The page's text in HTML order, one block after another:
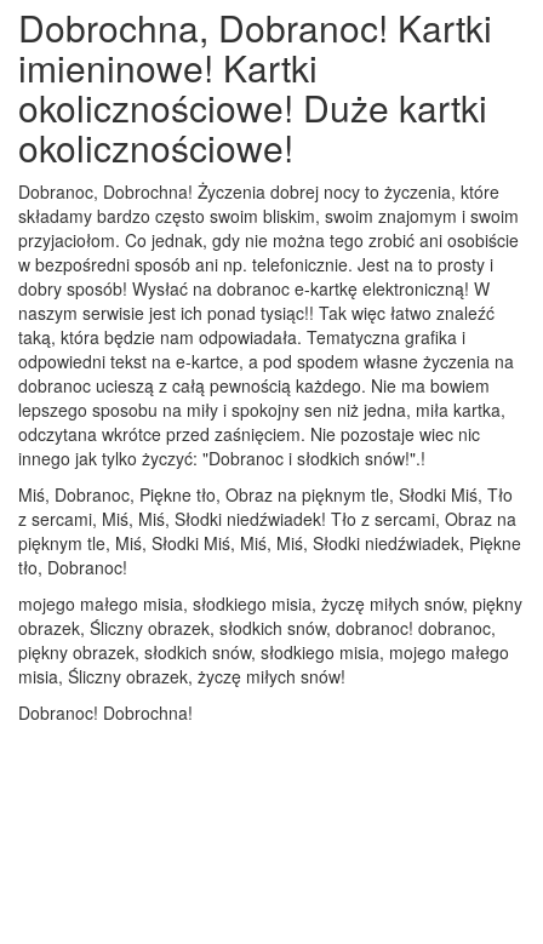
Dobrochna, Dobranoc! Kartki
imieninowe! Kartki
okolicznościowe! Duże kartki
okolicznościowe!
Dobranoc, Dobrochna! Życzenia dobrej nocy to życzenia, które
składamy bardzo często swoim bliskim, swoim znajomym i swoim
przyjaciołom. Co jednak, gdy nie można tego zrobić ani osobiście
w bezpośredni sposób ani np. telefonicznie. Jest na to prosty i
dobry sposób! Wysłać na dobranoc e-kartkę elektroniczną! W
naszym serwisie jest ich ponad tysiąc!! Tak więc łatwo znaleźć
taką, która będzie nam odpowiadała. Tematyczna grafika i
odpowiedni tekst na e-kartce, a pod spodem własne życzenia na
dobranoc ucieszą z całą pewnością każdego. Nie ma bowiem
lepszego sposobu na miły i spokojny sen niż jedna, miła kartka,
odczytana wkrótce przed zaśnięciem. Nie pozostaje wiec nic
innego jak tylko życzyć: "Dobranoc i słodkich snów!".!
Miś, Dobranoc, Piękne tło, Obraz na pięknym tle, Słodki Miś, Tło
z sercami, Miś, Miś, Słodki niedźwiadek! Tło z sercami, Obraz na
pięknym tle, Miś, Słodki Miś, Miś, Miś, Słodki niedźwiadek, Piękne
tło, Dobranoc!
mojego małego misia, słodkiego misia, życzę miłych snów, piękny
obrazek, Śliczny obrazek, słodkich snów, dobranoc! dobranoc,
piękny obrazek, słodkich snów, słodkiego misia, mojego małego
misia, Śliczny obrazek, życzę miłych snów!
Dobranoc! Dobrochna!